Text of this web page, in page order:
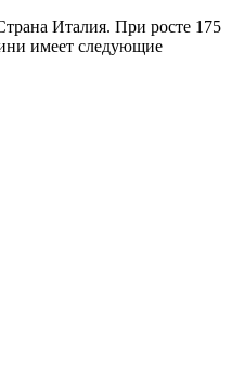
Италия. При росте 175
имеет следующие